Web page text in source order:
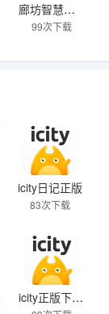
廊坊智慧医保
99次下载
icity日记正版
83次下载
icity正版下载2025